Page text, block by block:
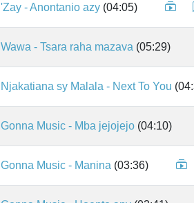
'Zay - Anontanio azy (04:05)
Wawa - Tsara raha mazava (05:29)
Njakatiana sy Malala - Next To You
Gonna Music - Mba jejojejo (04:10)
Gonna Music - Manina (03:36)